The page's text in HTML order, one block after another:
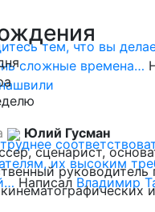
тем, что вы
сложные времена…
их высоким
Написал Владимир
Юлий Гусман
сценарист,
руководитель